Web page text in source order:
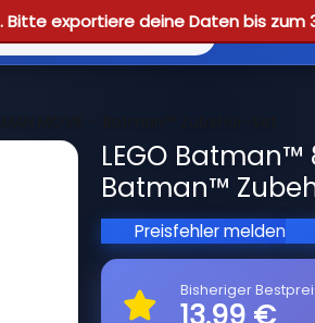
exportiere deine Daten bis zum
MOVIE – Batman™ Zubehör-Set
LEGO Batman™
Batman™
Preisfehler melden
Bisheriger